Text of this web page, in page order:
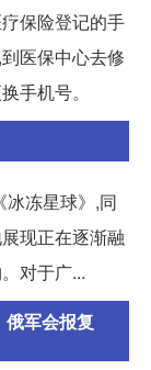
保险登记的手
医保中心去修
手机号。
冻星球》,同
现正在逐渐融
对于广...
军会报复